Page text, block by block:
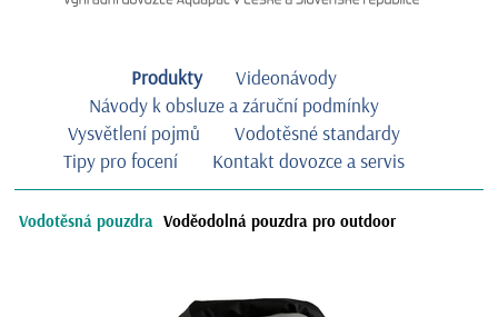
Produkty
Videonávody
Návody k obsluze a záruční podmínky
Vysvětlení pojmů
Vodotěsné standardy
Tipy pro focení
Kontakt dovozce a servis
Vodotěsná pouzdra Voděodolná pouzdra pro outdoor